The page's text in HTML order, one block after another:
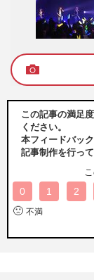
この記事の満足
ください。
本フィードバッ
記事制作を行っ
0 1 2
🙁 不満